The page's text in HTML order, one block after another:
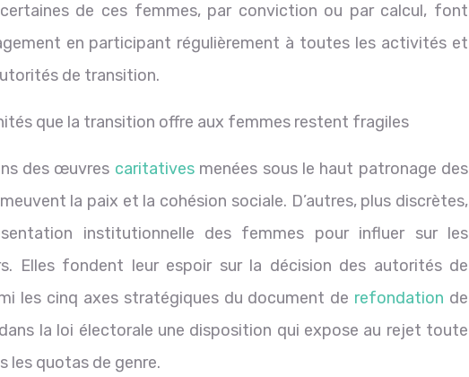
de ces femmes, par conviction ou par calcul, font
en participant régulièrement à toutes les activités et
de transition.
que la transition offre aux femmes restent fragiles
des œuvres caritativesmenées sous le haut patronage des
la paix et la cohésion sociale. D’autres, plus discrètes,
institutionnelle des femmes pour influer sur les
Elles fondent leur espoir sur la décision des autorités de
les cinq axes stratégiques du document de refondation de
la loi électorale une disposition qui expose au rejet toute
les quotas de genre.